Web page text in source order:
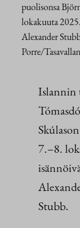
puolisonsa
lokakuuta
Alexander
Porre/
Islannin
7.–8.
Stubb.